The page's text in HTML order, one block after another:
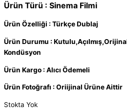
Ürün Türü : Sinema Filmi
Ürün Özelliği : Türkçe Dublaj
Ürün Durumu :
Kondüsyon
Ürün Kargo : Alıcı Ödemeli
Ürün Fotoğrafı : Oriijinal Ürüne Aittir
Stokta Yok